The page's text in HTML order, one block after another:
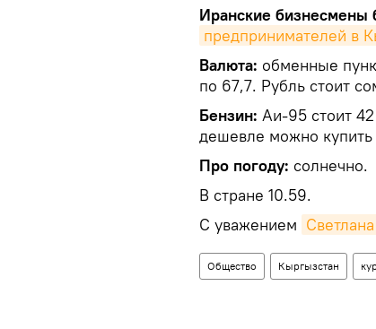
Иранские бизнесмены
предпринимателей в
Валюта: обменные
по 67,7. Рубль стоит
Бензин: Аи-95 стоит
дешевле можно купить
Про погоду: солнечно.
В стране 10.59.
С уважением
Общество Кыргызстан